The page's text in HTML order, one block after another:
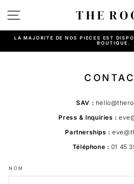
au
contenu
NAVIGATION
LA MAJORITÉ DE NOS PIÈCES EST
BOUTIQUE.
SAV :
Press & Inquiries :
Partnerships :
Téléphone : 01 45
NOM